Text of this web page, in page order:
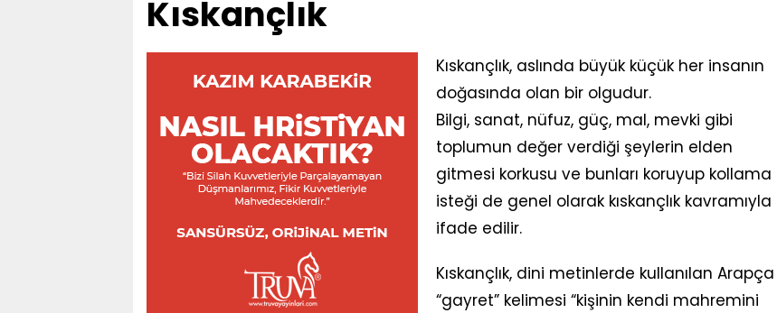
Kıskançlık
Kıskançlık, aslında büyük küçük her insanın
doğasında olan bir olgudur.
Bilgi, sanat, nüfuz, güç, mal, mevki gibi
toplumun değer verdiği şeylerin elden
gitmesi korkusu ve bunları koruyup kollama
isteği de genel olarak kıskançlık kavramıyla
ifade edilir.
Kıskançlık, dini metinlerde kullanılan Arapça
“gayret” kelimesi “kişinin kendi mahremini